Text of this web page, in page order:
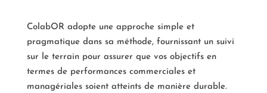
ColabOR adopte une approche simple et
pragmatique dans sa méthode, fournissant un suivi
sur le terrain pour assurer que vos objectifs en
termes de performances commerciales et
managériales soient atteints de manière durable.